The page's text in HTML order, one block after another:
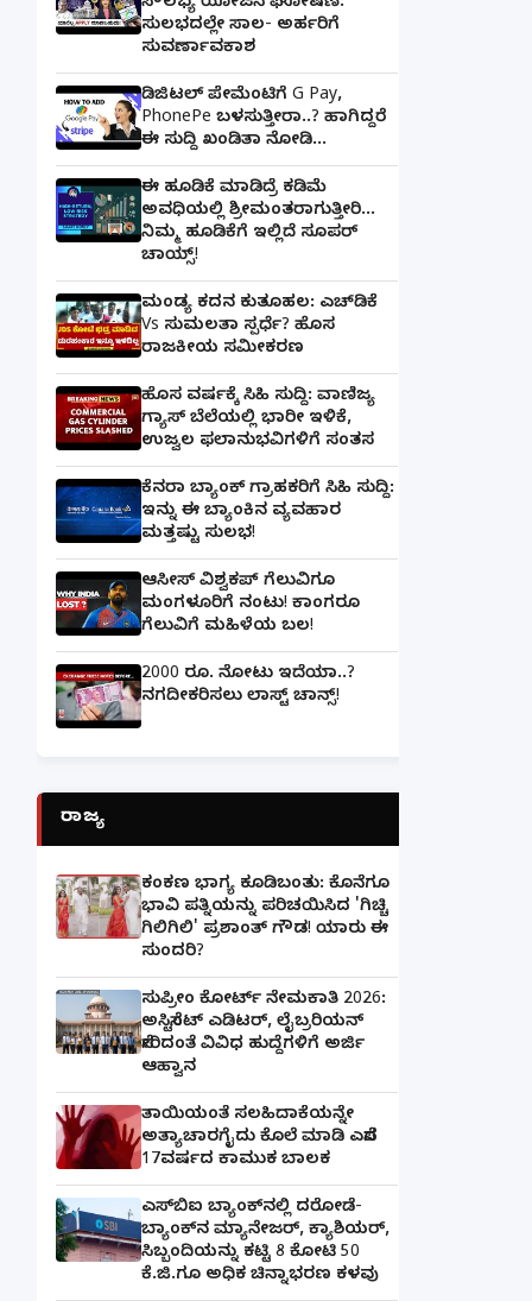
ಸುಲಭದಲ್ಲೇ ಸಾಲ- ಅರ್ಹರಿಗೆ
ಸುವರ್ಣಾವಕಾಶ
ಡಿಜಿಟಲ್ ಪೇಮೆಂಟಿಗೆ G Pay,
PhonePe ಬಳಸುತ್ತೀರಾ..? ಹಾಗಿದ್ದರೆ
ಈ ಸುದ್ದಿ ಖಂಡಿತಾ ನೋಡಿ...
ಈ ಹೂಡಿಕೆ ಮಾಡಿದ್ರೆ ಕಡಿಮೆ
ಅವಧಿಯಲ್ಲಿ ಶ್ರೀಮಂತರಾಗುತ್ತೀರಿ...
ನಿಮ್ಮ ಹೂಡಿಕೆಗೆ ಇಲ್ಲಿದೆ ಸೂಪರ್
ಚಾಯ್ಸ್‌!
ಮಂಡ್ಯ ಕದನ ಕುತೂಹಲ: ಎಚ್‌ಡಿಕೆ
Vs ಸುಮಲತಾ ಸ್ಪರ್ಧೆ? ಹೊಸ
ರಾಜಕೀಯ ಸಮೀಕರಣ
ಹೊಸ ವರ್ಷಕ್ಕೆ ಸಿಹಿ ಸುದ್ದಿ: ವಾಣಿಜ್ಯ
ಗ್ಯಾಸ್‌ ಬೆಲೆಯಲ್ಲಿ ಭಾರೀ ಇಳಿಕೆ,
ಉಜ್ವಲ ಫಲಾನುಭವಿಗಳಿಗೆ ಸಂತಸ
ಕೆನರಾ ಬ್ಯಾಂಕ್‌ ಗ್ರಾಹಕರಿಗೆ ಸಿಹಿ ಸುದ್ದಿ:
ಇನ್ನು ಈ ಬ್ಯಾಂಕಿನ ವ್ಯವಹಾರ
ಮತ್ತಷ್ಟು ಸುಲಭ!
ಆಸೀಸ್ ವಿಶ್ವಕಪ್ ಗೆಲುವಿಗೂ
ಮಂಗಳೂರಿಗೆ ನಂಟು! ಕಾಂಗರೂ
ಗೆಲುವಿಗೆ ಮಹಿಳೆಯ ಬಲ!
2000 ರೂ. ನೋಟು ಇದೆಯಾ..?
ನಗದೀಕರಿಸಲು ಲಾಸ್ಟ್‌ ಚಾನ್ಸ್‌!
ರಾಜ್ಯ
ಕಂಕಣ ಭಾಗ್ಯ ಕೂಡಿಬಂತು: ಕೊನೆಗೂ
ಭಾವಿ ಪತ್ನಿಯನ್ನು ಪರಿಚಯಿಸಿದ 'ಗಿಚ್ಚಿ
ಗಿಲಿಗಿಲಿ' ಪ್ರಶಾಂತ್ ಗೌಡ! ಯಾರು ಈ
ಸುಂದರಿ?
ಸುಪ್ರೀಂ ಕೋರ್ಟ್ ನೇಮಕಾತಿ 2026:
ಅಸಿಸ್ಟೆಂಟ್ ಎಡಿಟರ್, ಲೈಬ್ರರಿಯನ್
ಸೇರಿದಂತೆ ವಿವಿಧ ಹುದ್ದೆಗಳಿಗೆ ಅರ್ಜಿ
ಆಹ್ವಾನ
ತಾಯಿಯಂತೆ ಸಲಹಿದಾಕೆಯನ್ನೇ
ಅತ್ಯಾಚಾರಗೈದು ಕೊಲೆ ಮಾಡಿ ಎಸೆದ
17ವರ್ಷದ ಕಾಮುಕ ಬಾಲಕ
ಎಸ್‌ಬಿಐ ಬ್ಯಾಂಕ್‌ನಲ್ಲಿ‌ ದರೋಡೆ-
ಬ್ಯಾಂಕ್​ನ ಮ್ಯಾನೇಜರ್‌, ಕ್ಯಾಶಿಯರ್‌,
ಸಿಬ್ಬಂದಿಯನ್ನು ಕಟ್ಟಿ 8 ಕೋಟಿ 50
ಕೆ.ಜಿ.ಗೂ ಅಧಿಕ ಚಿನ್ನಾಭರಣ ಕಳವು